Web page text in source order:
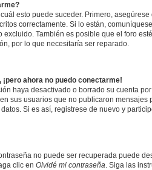
esto puede suceder. Primero,
correctamente. Si lo están,
excluido. También es posible que el foro
por lo que necesitaría ser reparado.
ahora no puedo conectarme!
haya desactivado o borrado su cuenta
sus usuarios que no publicaron mensajes
Si es así, registrese de nuevo y
no puede ser recuperada puede
clic en Olvidé mi contraseña. Siga las